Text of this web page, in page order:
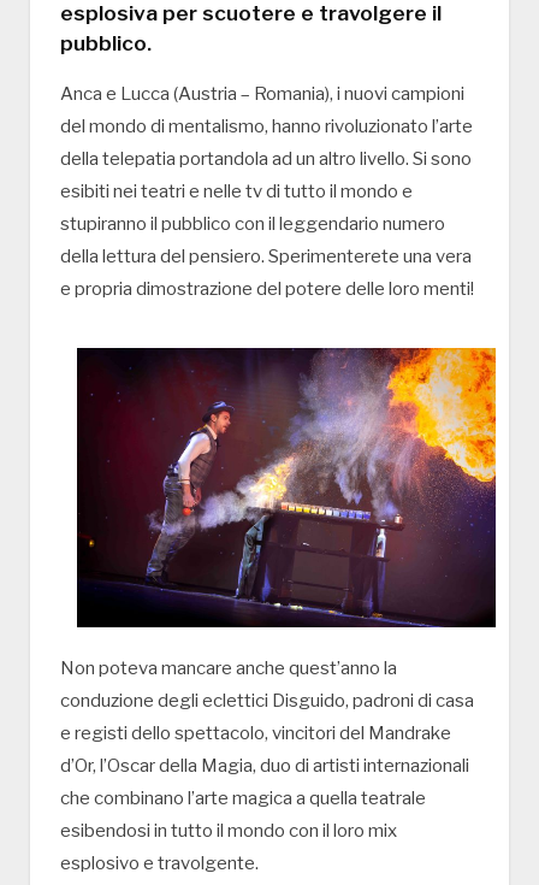
esplosiva per scuotere e travolgere il
pubblico.
Anca e Lucca (Austria – Romania), i nuovi campioni
del mondo di mentalismo, hanno rivoluzionato l’arte
della telepatia portandola ad un altro livello. Si sono
esibiti nei teatri e nelle tv di tutto il mondo e
stupiranno il pubblico con il leggendario numero
della lettura del pensiero. Sperimenterete una vera
e propria dimostrazione del potere delle loro menti!
Non poteva mancare anche quest’anno la
conduzione degli eclettici Disguido, padroni di casa
e registi dello spettacolo, vincitori del Mandrake
d’Or, l’Oscar della Magia, duo di artisti internazionali
che combinano l’arte magica a quella teatrale
esibendosi in tutto il mondo con il loro mix
esplosivo e travolgente.